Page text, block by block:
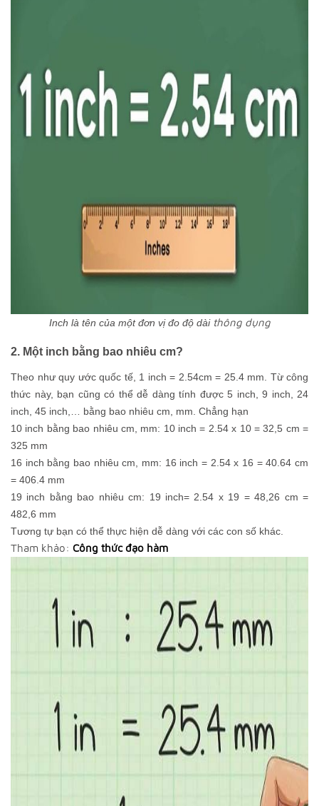
Inch là tên của một đơn vị đo độ dài thông dụng
2. Một inch bằng bao nhiêu cm?
Theo như quy ước quốc tế, 1 inch = 2.54cm = 25.4 mm. Từ công
thức này, bạn cũng có thể dễ dàng tính được 5 inch, 9 inch, 24
inch, 45 inch,… bằng bao nhiêu cm, mm. Chẳng hạn
10 inch bằng bao nhiêu cm, mm: 10 inch = 2.54 x 10 = 32,5 cm =
325 mm
16 inch bằng bao nhiêu cm, mm: 16 inch = 2.54 x 16 = 40.64 cm
= 406.4 mm
19 inch bằng bao nhiêu cm: 19 inch= 2.54 x 19 = 48,26 cm =
482,6 mm
Tương tự bạn có thể thực hiện dễ dàng với các con số khác.
Tham khảo: Công thức đạo hàm